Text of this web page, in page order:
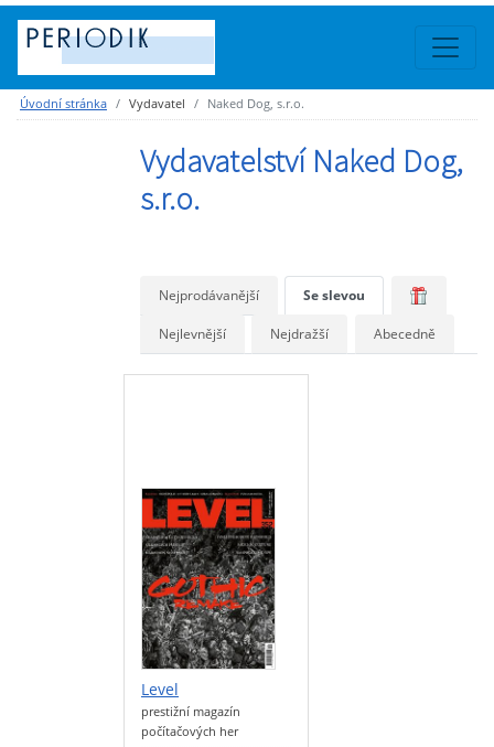
Úvodní stránka Vydavatel Naked Dog, s.r.o.
Vydavatelství Naked Dog,
s.r.o.
Nejprodávanější Se slevou
Nejlevnější Nejdražší Abecedně
Level
prestižní magazín
počítačových her